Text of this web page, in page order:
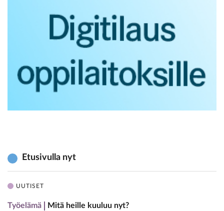
Etusivulla nyt
UUTISET
Työelämä Mitä heille kuuluu nyt?